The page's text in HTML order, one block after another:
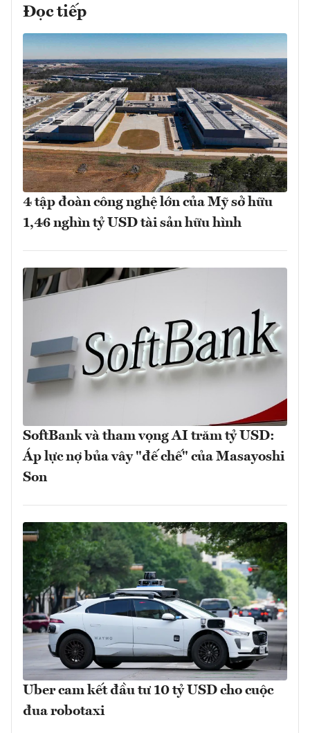
Đọc tiếp
4 tập đoàn công nghệ lớn của Mỹ sở hữu
1,46 nghìn tỷ USD tài sản hữu hình
SoftBank và tham vọng AI trăm tỷ USD:
Áp lực nợ bủa vây "đế chế" của Masayoshi
Son
Uber cam kết đầu tư 10 tỷ USD cho cuộc
đua robotaxi